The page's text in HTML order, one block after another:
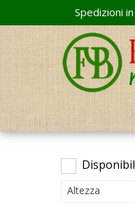
to
content
Spedizioni
Altezza